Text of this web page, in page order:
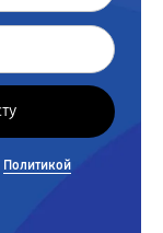
Политикой